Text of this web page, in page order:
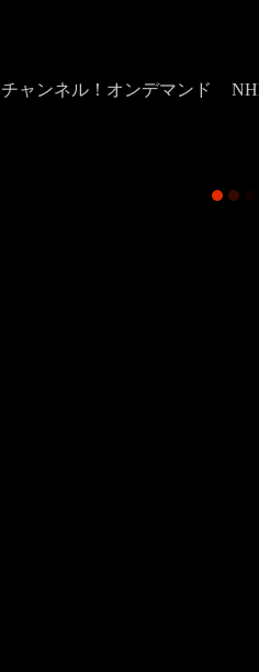
チャンネル！オンデマンド